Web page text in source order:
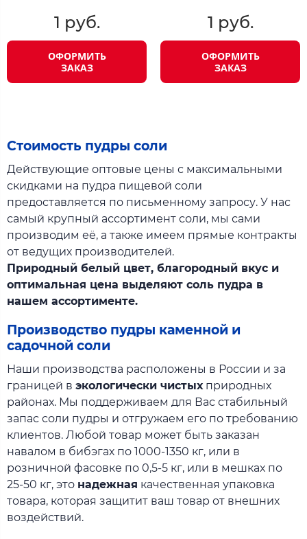
1 руб.
ОФОРМИТЬ
ЗАКАЗ
1 руб.
ОФОРМИТЬ
ЗАКАЗ
Стоимость пудры соли
Действующие оптовые цены с максимальными
скидками на пудра пищевой соли
предоставляется по письменному запросу. У нас
самый крупный ассортимент соли, мы сами
производим её, а также имеем прямые контракты
от ведущих производителей.
Природный белый цвет, благородный вкус и
оптимальная цена выделяют соль пудра в
нашем ассортименте.
Производство пудры каменной и
садочной соли
Наши производства расположены в России и за
границей в экологически чистыхприродных
районах. Мы поддерживаем для Вас стабильный
запас соли пудры и отгружаем его по требованию
клиентов. Любой товар может быть заказан
навалом в бибэгах по 1000-1350 кг, или в
розничной фасовке по 0,5-5 кг, или в мешках по
25-50 кг, это надежная качественная упаковка
товара, которая защитит ваш товар от внешних
воздействий.